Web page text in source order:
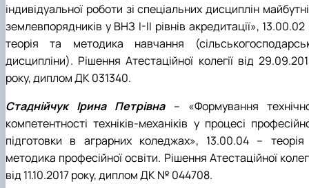
індивідуальної роботи зі спеціальних дисциплін
землевпорядників у ВНЗ І-ІІ рівнів акредитації», 13.00.02
теорія та методика навчання
дисципліни). Рішення Атестаційної колегії від
року, диплом ДК 031340.
Стаднійчук Ірина Петрівна– «Формування
компетентності техніків-механіків у процесі
підготовки в аграрних коледжах», 13.00.04 – теорія
методика професійної освіти. Рішення Атестаційної
від 11.10.2017 року, диплом ДК № 044708.